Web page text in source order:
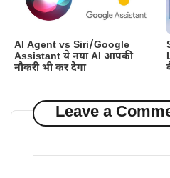
AI Agent vs Siri/Google
Assistant ये नया AI आपकी
नौकरी भी कर देगा
Leave a